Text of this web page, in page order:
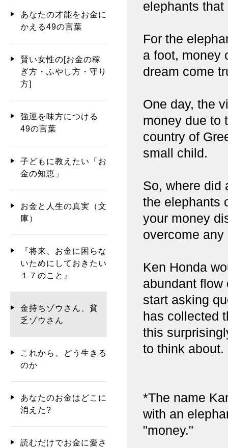
elephants
For the
a foot, money
dream come
One day, the
money due to
country of
small child.
So, where did
the elephants
your money
overcome
Ken Honda
abundant flow
start asking
has collected
this
to think about.
*The name
with an
"money."
あなたの才能をお金に
かえる49の言葉
賢い女性の[お金の稼
ぎ方・ふやし方・守り
方]
強運を味方につける
49の言葉
子どもに教えたい「お
金の知恵」
お金と人生の真実（文
庫）
『将来、お金に困らな
いためにしておきたい
１７のこと』
金持ちゾウさん、貧
乏ゾウさん
これから、どう生きる
のか
あなたのお金はどこに
消えた?
読むだけでお金に愛さ